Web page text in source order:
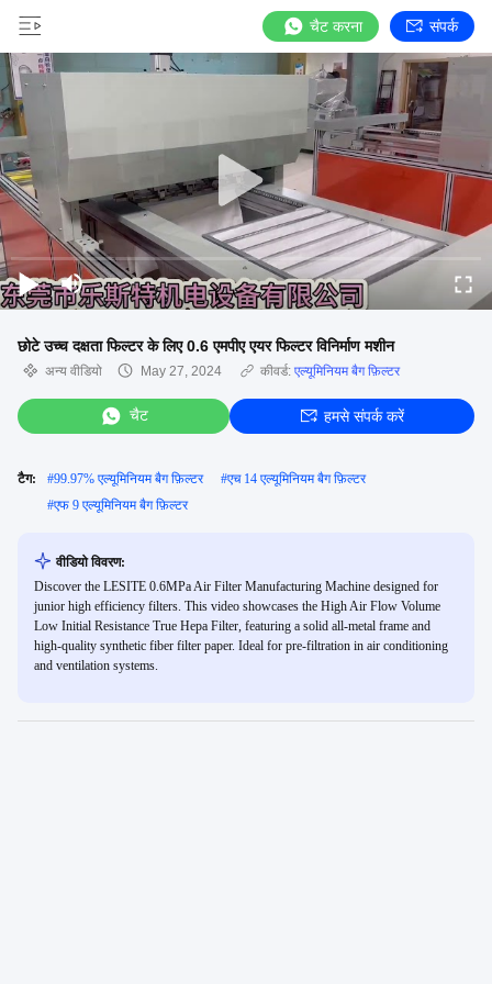
चैट करना संपर्क
छोटे उच्च दक्षता फिल्टर के लिए 0.6 एमपीए एयर फिल्टर विनिर्माण मशीन
अन्य वीडियो May 27, 2024 कीवर्ड: एल्यूमिनियम बैग फ़िल्टर
चैट हमसे संपर्क करें
टैग: #99.97% एल्यूमिनियम बैग फ़िल्टर #एच 14 एल्यूमिनियम बैग फ़िल्टर
#एफ 9 एल्यूमिनियम बैग फ़िल्टर
वीडियो विवरण:
Discover the LESITE 0.6MPa Air Filter Manufacturing Machine designed for
junior high efficiency filters. This video showcases the High Air Flow Volume
Low Initial Resistance True Hepa Filter, featuring a solid all-metal frame and
high-quality synthetic fiber filter paper. Ideal for pre-filtration in air conditioning
and ventilation systems.